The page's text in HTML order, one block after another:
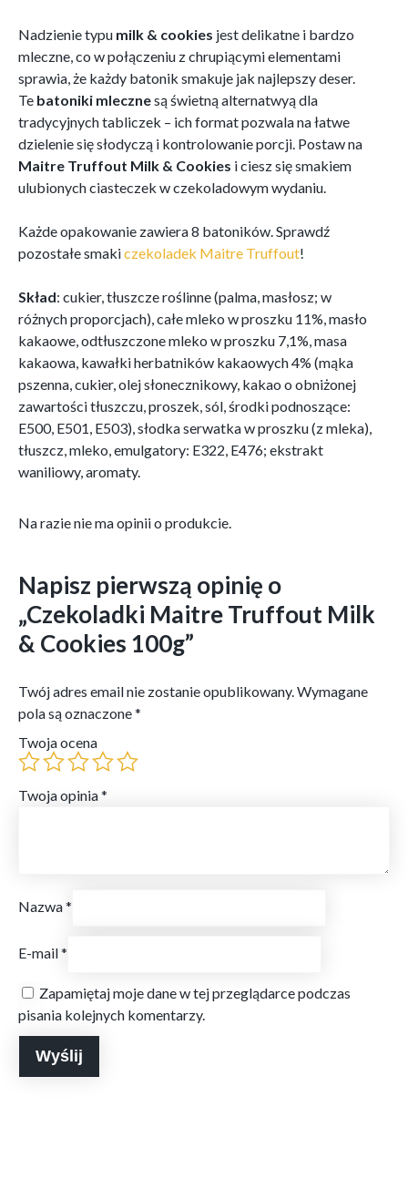
Nadzienie typu milk & cookies jest delikatne i bardzo
mleczne, co w połączeniu z chrupiącymi elementami
sprawia, że każdy batonik smakuje jak najlepszy deser.
Te batoniki mlecznesą świetną alternatwyą dla
tradycyjnych tabliczek – ich format pozwala na łatwe
dzielenie się słodyczą i kontrolowanie porcji. Postaw na
Maitre Truffout Milk & Cookies i ciesz się smakiem
ulubionych ciasteczek w czekoladowym wydaniu.
Każde opakowanie zawiera 8 batoników. Sprawdź
pozostałe smakiczekoladek Maitre Truffout!
Skład: cukier, tłuszcze roślinne (palma, masłosz; w
różnych proporcjach), całe mleko w proszku 11%, masło
kakaowe, odtłuszczone mleko w proszku 7,1%, masa
kakaowa, kawałki herbatników kakaowych 4% (mąka
pszenna, cukier, olej słonecznikowy, kakao o obniżonej
zawartości tłuszczu, proszek, sól, środki podnoszące:
E500, E501, E503), słodka serwatka w proszku (z mleka),
tłuszcz, mleko, emulgatory: E322, E476; ekstrakt
waniliowy, aromaty.
Na razie nie ma opinii o produkcie.
Napisz pierwszą opinię o
„Czekoladki Maitre Truffout Milk
& Cookies 100g”
Twój adres email nie zostanie opublikowany. Wymagane
pola są oznaczone*
Twoja ocena
Twoja opinia*
Nazwa*
E-mail*
Zapamiętaj moje dane w tej przeglądarce podczas
pisania kolejnych komentarzy.